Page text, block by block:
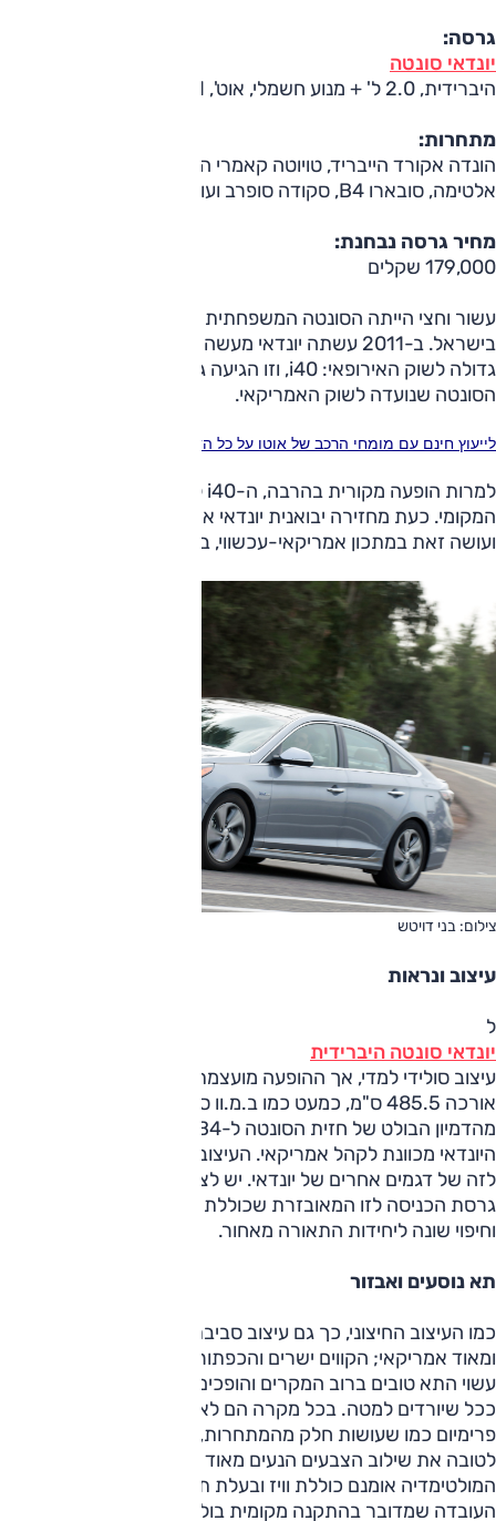
גרסה:
יונדאי סונטה
היברידית, 2.0 ל' + מנוע חשמלי, אוט', Limited
מתחרות:
אלטימה, סובארו B4, סקודה סופרב ועוד
מחיר גרסה נבחנת:
179,000 שקלים
עשור וחצי הייתה הסונטה המשפחתית הגדולה של
בישראל. ב-2011 עשתה יונדאי מעשה טויוטה, והציגה משפחתית
גדולה לשוק האירופאי: i40, וזו הגיעה גם לכאן, מחליפה את
הסונטה שנועדה לשוק האמריקאי.
לייעוץ חינם עם מומחי הרכב של אוטו על כל הדגמים חייג ל-3262* או לחץ כאן
למרות הופעה מקורית בהרבה, ה-i40 לא זכתה להצלחה בשוק
המקומי. כעת מחזירה יבואנית יונדאי את הסונטה לשוק המקומי –
ועושה זאת במתכון אמריקאי-עכשווי, בגרסה היברידית.
צילום: בני דויטש
עיצוב ונראות
ל
יונדאי סונטה היברידית
עיצוב סולידי למדי, אך ההופעה מועצמת תודות לממדים נדיבים;
היונדאי מכוונת לקהל אמריקאי. העיצוב מאחור כבר קרוב יותר
לזה של דגמים אחרים של יונדאי. יש לציין הבדלים בולטים בין
וחיפוי שונה ליחידות התאורה מאחור.
תא נוסעים ואבזור
כמו העיצוב החיצוני, כך גם עיצוב סביבת הנהג סולידי למראה
ומאוד אמריקאי; הקווים ישרים והכפתורים גדולים. החומרים מהם
עשוי התא טובים ברוב המקרים והופכים פשוטים ונוקשים יותר
ככל שיורדים למטה. בכל מקרה הם לא מצליחים להעניק תחושת
פרימיום כמו שעושות חלק מהמתחרות, בעיקר האירופאיות. נציין
לטובה את שילוב הצבעים הנעים מאוד בתא הנוסעים, מערכת
המולטימדיה אומנם כוללת וויז ובעלת תצוגה איכותית, אבל
העובדה שמדובר בהתקנה מקומית בולטת וגם התפעול שלה לא